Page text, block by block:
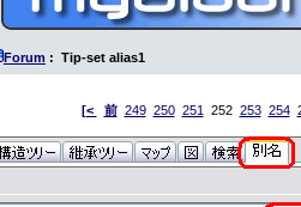
Forum : Tip-set alias1
[< 前 249 250 251 252 253 254